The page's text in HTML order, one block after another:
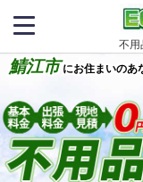
不用
鯖江市 にお住まいのあ